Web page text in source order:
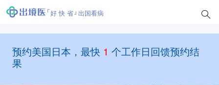
好 快 省 出国看病
预约美国日本，最快 1 个工作日回馈预约结
果